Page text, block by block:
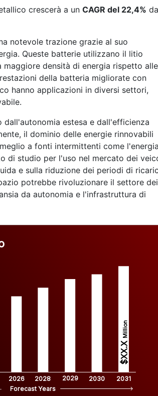
crescerà a un CAGR del 22,4%
notevole trazione grazie al suo
Queste batterie utilizzano il litio
densità di energia rispetto alle
della batteria migliorate con
hanno applicazioni in diversi settori,
estesa e dall'efficienza
il dominio delle energie rinnovabili
a fonti intermittenti come
di studio per l'uso nel mercato dei
e sulla riduzione dei periodi di
potrebbe rivoluzionare il settore dei
da autonomia e l'infrastruttura di
2026 2028 2029 2030 2031
$XX.X
Million
Forecast Years